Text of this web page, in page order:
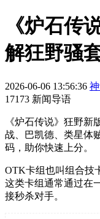
《炉石传
解狂野骚
2026-06-06 13:56:36
17173 新闻导语
《炉石传说》狂野
战、巴凯德、类星体
码，助你快速上分。
OTK卡组也叫组合技
这类卡组通常通过在
接秒杀对手。